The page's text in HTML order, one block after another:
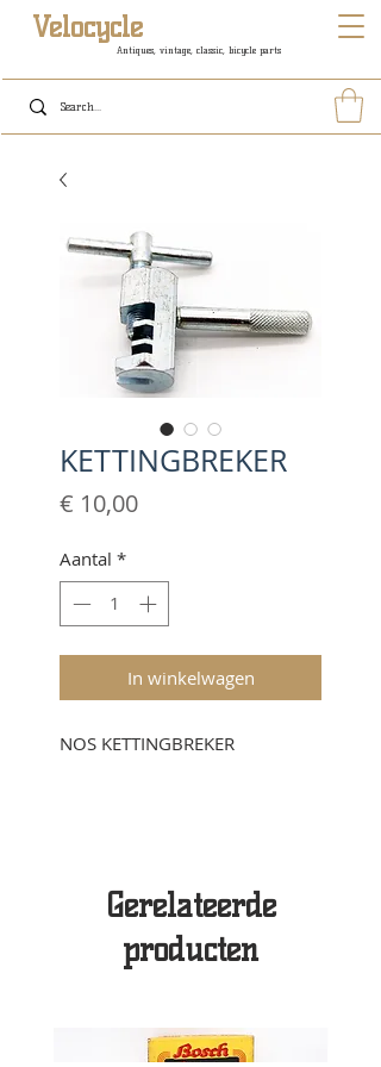
Antiques, vintage, classic, bicycle parts
Velocycle
KETTINGBREKER
€ 10,00Prijs
Aantal *
In winkelwagen
NOS KETTINGBREKER
Gerelateerde
producten